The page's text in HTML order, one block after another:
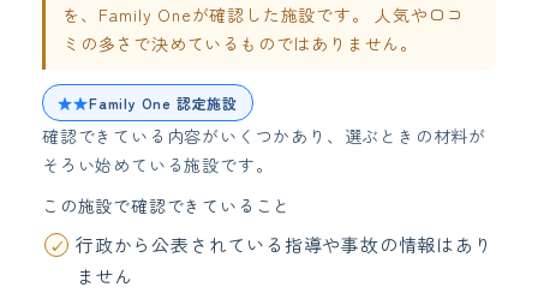
を、Family Oneが確認した施設です。 人気や口コ
ミの多さで決めているものではありません。
★★Family One 認定施設
確認できている内容がいくつかあり、選ぶときの材料が
そろい始めている施設です。
この施設で確認できていること
行政から公表されている指導や事故の情報はあり
ません